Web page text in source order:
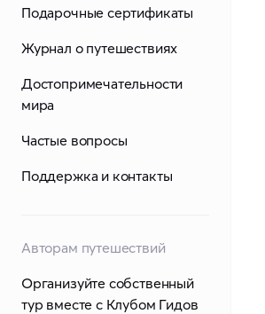
Подарочные сертификаты
Журнал о путешествиях
Достопримечательности
мира
Частые вопросы
Поддержка и контакты
Авторам путешествий
Организуйте собственный
тур вместе с Клубом Гидов